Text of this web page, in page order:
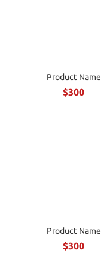
Product Name
$300
Product Name
$300